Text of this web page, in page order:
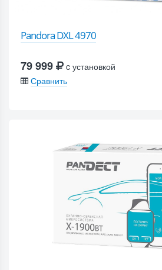
Pandora DXL 4970
79 999
c установкой
Сравнить